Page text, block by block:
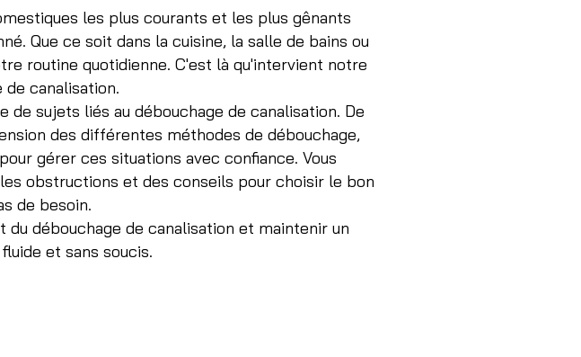
les plus courants et les plus gênants
Que ce soit dans la cuisine, la salle de bains ou
routine quotidienne. C'est là qu'intervient notre
canalisation.
sujets liés au débouchage de canalisation. De
des différentes méthodes de débouchage,
gérer ces situations avec confiance. Vous
obstructions et des conseils pour choisir le bon
de besoin.
débouchage de canalisation et maintenir un
et sans soucis.